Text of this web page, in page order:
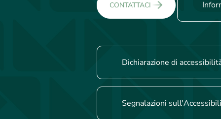
CONTATTACI
Dichiarazione di
Segnalazioni